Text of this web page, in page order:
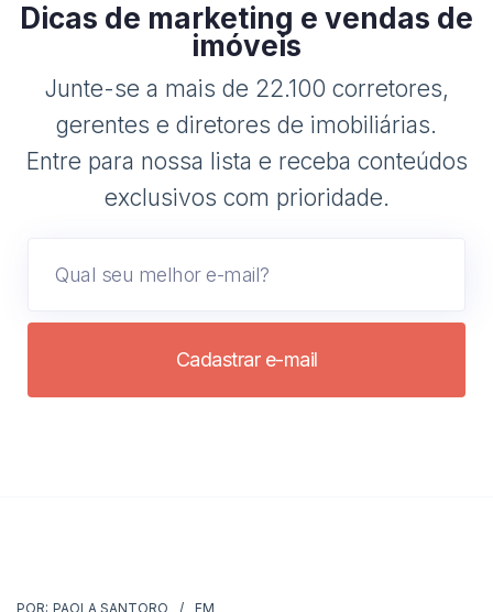
Dicas de marketing e vendas de
imóveis
Junte-se a mais de 22.100 corretores,
gerentes e diretores de imobiliárias.
Entre para nossa lista e receba conteúdos
exclusivos com prioridade.
Cadastrar e-mail
POR: PAOLA SANTORO
EM